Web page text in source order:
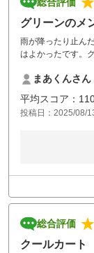
グリーンのメ
雨が降ったり止ん
はよかったです。
まあくんさん
平均スコア：
投稿日：2025/08/
総合評価
クールカート